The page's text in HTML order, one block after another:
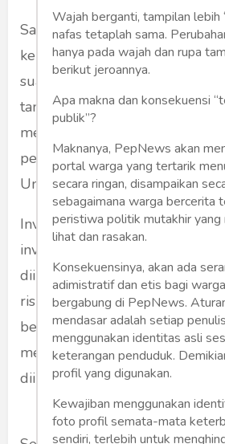
Saham adalah surat berharga
kepemilikan seseorang atau
suatu perusahaan. Saham
tanda penyertaan modal.
memiliki hak atas pendapatan
perusahaan, dan berhak hadir
Umum Pemegang Saham
Investasi saham adalah salah
investasi yang paling populer.
diingat bahwa investasi saham
risiko yang tinggi. Oleh karena
berinvestasi saham, perlu
mendalam terhadap
diinvestasikan.
Wajah berganti, tampilan lebih
nafas tetaplah sama.
hanya pada wajah dan rupa
berikut jeroannya.
Apa makna dan konsekuensi
publik”?
Maknanya, PepNews akan
portal warga yang tertarik
secara ringan, disampaikan
sebagaimana warga bercerita
peristiwa politik mutakhir yang
lihat dan rasakan.
Konsekuensinya, akan ada
adimistratif dan etis bagi
bergabung di PepNews.
mendasar adalah setiap
menggunakan identitas asli
keterangan penduduk.
profil yang digunakan.
Kewajiban menggunakan
foto profil semata-mata
sendiri, terlebih untuk